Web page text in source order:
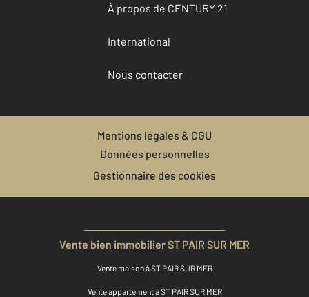
À propos de CENTURY 21
International
Nous contacter
Mentions légales & CGU
Données personnelles
Gestionnaire des cookies
Vente bien immobilier ST PAIR SUR MER
Vente maison à ST PAIR SUR MER
Vente appartement à ST PAIR SUR MER